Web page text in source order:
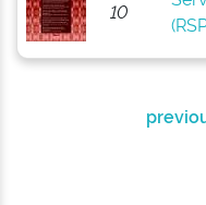
10